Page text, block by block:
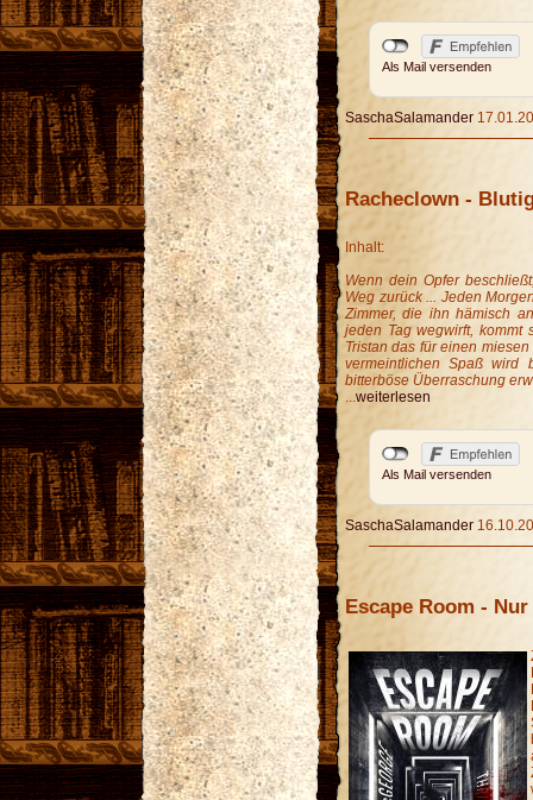
Als Mail versenden
SaschaSalamander
Racheclown -
Inhalt:
Wenn dein Opfer
Weg zurück ... Jeden
Zimmer, die ihn hämisch
jeden Tag wegwirft, kommt
Tristan das für einen
vermeintlichen Spaß wird
bitterböse Überraschung
...weiterlesen
Als Mail versenden
SaschaSalamander
Escape Room -